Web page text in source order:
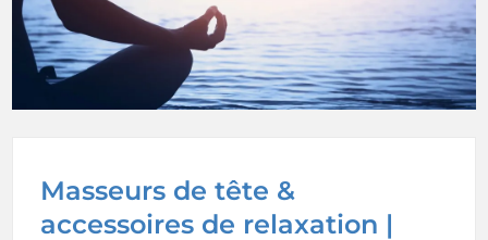
Masseurs de tête &
accessoires de relaxation |